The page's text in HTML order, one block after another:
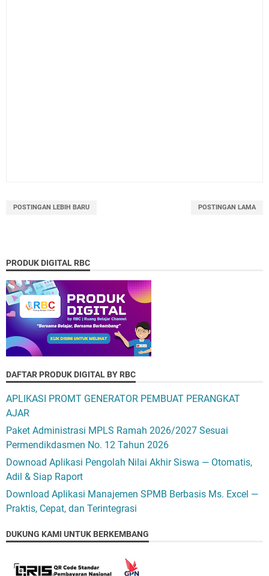
POSTINGAN LEBIH BARU POSTINGAN LAMA
PRODUK DIGITAL RBC
DAFTAR PRODUK DIGITAL BY RBC
APLIKASI PROMT GENERATOR PEMBUAT PERANGKAT
AJAR
Paket Administrasi MPLS Ramah 2026/2027 Sesuai
Permendikdasmen No. 12 Tahun 2026
Downoad Aplikasi Pengolah Nilai Akhir Siswa — Otomatis,
Adil & Siap Raport
Download Aplikasi Manajemen SPMB Berbasis Ms. Excel —
Praktis, Cepat, dan Terintegrasi
DUKUNG KAMI UNTUK BERKEMBANG